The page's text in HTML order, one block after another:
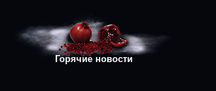
Горячие новости